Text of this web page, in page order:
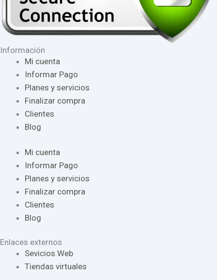
Información
Mi cuenta
Informar Pago
Planes y servicios
Finalizar compra
Clientes
Blog
Mi cuenta
Informar Pago
Planes y servicios
Finalizar compra
Clientes
Blog
Enlaces externos
Sevicios Web
Tiendas virtuales